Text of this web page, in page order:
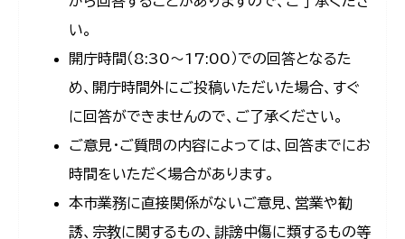
い。
開庁時間（8:30〜17:00）での回答となるた
め、開庁時間外にご投稿いただいた場合、すぐ
に回答ができませんので、ご了承ください。
ご意見・ご質問の内容によっては、回答までにお
時間をいただく場合があります。
本市業務に直接関係がないご意見、営業や勧
誘、宗教に関するもの、誹謗中傷に類するもの等